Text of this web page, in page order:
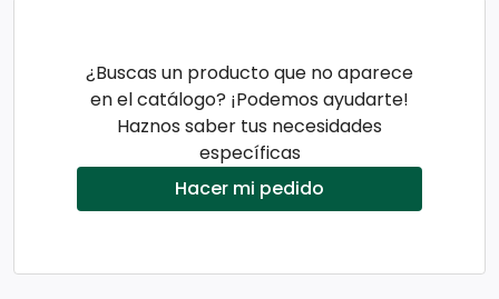
¿Buscas un producto que no aparece
en el catálogo? ¡Podemos ayudarte!
Haznos saber tus necesidades
específicas
Hacer mi pedido